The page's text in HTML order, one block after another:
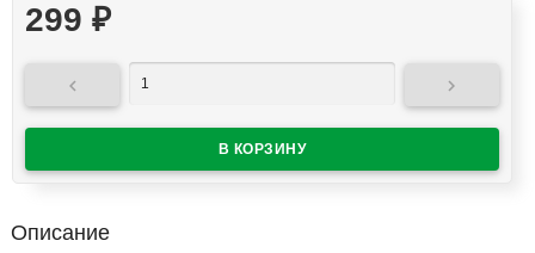
299 ₽
 
Описание